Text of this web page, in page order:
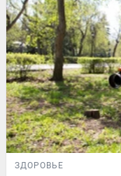
ЗДОРОВЬЕ